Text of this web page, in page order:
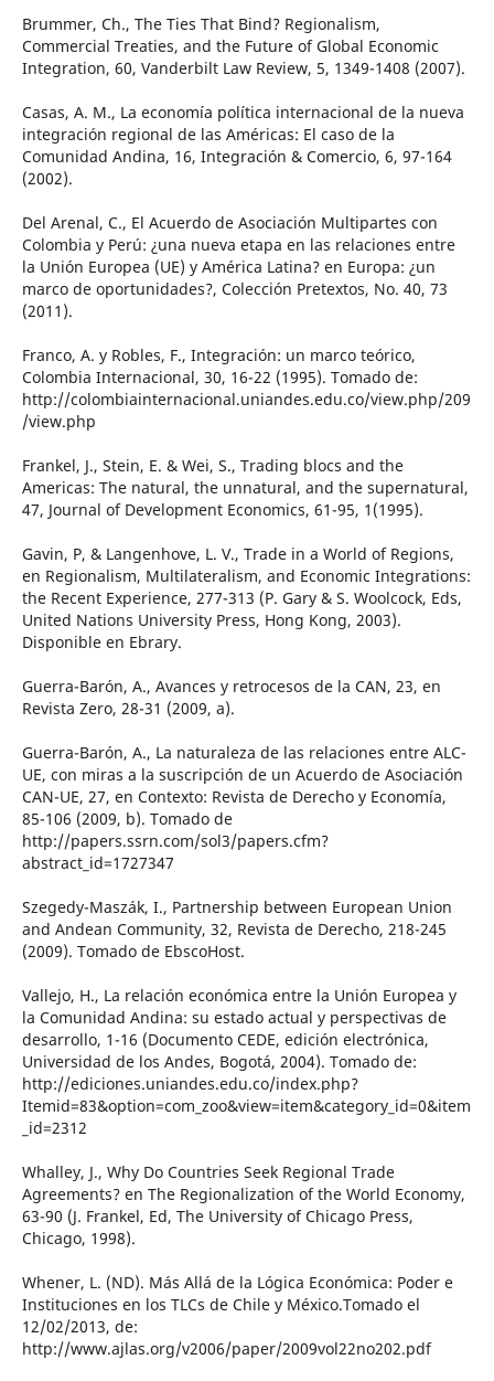
Brummer, Ch., The Ties That Bind? Regionalism,
Commercial Treaties, and the Future of Global Economic
Integration, 60, Vanderbilt Law Review, 5, 1349-1408 (2007).
Casas, A. M., La economía política internacional de la nueva
integración regional de las Américas: El caso de la
Comunidad Andina, 16, Integración & Comercio, 6, 97-164
(2002).
Del Arenal, C., El Acuerdo de Asociación Multipartes con
Colombia y Perú: ¿una nueva etapa en las relaciones entre
la Unión Europea (UE) y América Latina? en Europa: ¿un
marco de oportunidades?, Colección Pretextos, No. 40, 73
(2011).
Franco, A. y Robles, F., Integración: un marco teórico,
Colombia Internacional, 30, 16-22 (1995). Tomado de:
http://colombiainternacional.uniandes.edu.co/view.php/209
/view.php
Frankel, J., Stein, E. & Wei, S., Trading blocs and the
Americas: The natural, the unnatural, and the supernatural,
47, Journal of Development Economics, 61-95, 1(1995).
Gavin, P, & Langenhove, L. V., Trade in a World of Regions,
en Regionalism, Multilateralism, and Economic Integrations:
the Recent Experience, 277-313 (P. Gary & S. Woolcock, Eds,
United Nations University Press, Hong Kong, 2003).
Disponible en Ebrary.
Guerra-Barón, A., Avances y retrocesos de la CAN, 23, en
Revista Zero, 28-31 (2009, a).
Guerra-Barón, A., La naturaleza de las relaciones entre ALC-
UE, con miras a la suscripción de un Acuerdo de Asociación
CAN-UE, 27, en Contexto: Revista de Derecho y Economía,
85-106 (2009, b). Tomado de
http://papers.ssrn.com/sol3/papers.cfm?
abstract_id=1727347
Szegedy-Maszák, I., Partnership between European Union
and Andean Community, 32, Revista de Derecho, 218-245
(2009). Tomado de EbscoHost.
Vallejo, H., La relación económica entre la Unión Europea y
la Comunidad Andina: su estado actual y perspectivas de
desarrollo, 1-16 (Documento CEDE, edición electrónica,
Universidad de los Andes, Bogotá, 2004). Tomado de:
http://ediciones.uniandes.edu.co/index.php?
Itemid=83&option=com_zoo&view=item&category_id=0&item
_id=2312
Whalley, J., Why Do Countries Seek Regional Trade
Agreements? en The Regionalization of the World Economy,
63-90 (J. Frankel, Ed, The University of Chicago Press,
Chicago, 1998).
Whener, L. (ND). Más Allá de la Lógica Económica: Poder e
Instituciones en los TLCs de Chile y México.Tomado el
12/02/2013, de:
http://www.ajlas.org/v2006/paper/2009vol22no202.pdf